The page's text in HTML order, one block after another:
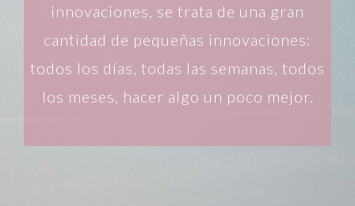
innovaciones, se trata de una gran
cantidad de pequeñas innovaciones:
todos los días, todas las semanas, todos
los meses, hacer algo un poco mejor.